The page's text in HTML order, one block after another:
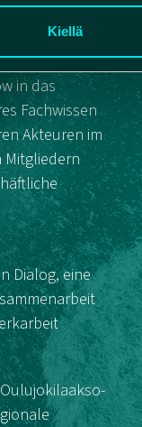
Kiellä
im Gebiet
in das
Fachwissen
Akteuren im
Mitgliedern
Dialog, eine